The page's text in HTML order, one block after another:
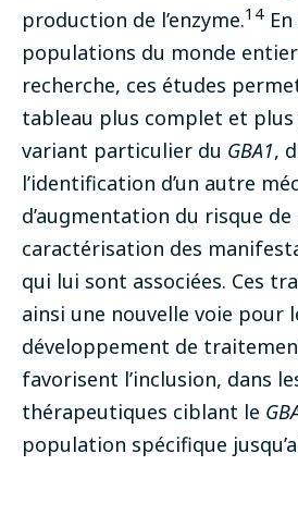
production de l’enzyme.14
populations du monde
recherche, ces études
tableau plus complet et plus
variant particulier du GBA1,
l’identification d’un autre
d’augmentation du risque de
caractérisation des
qui lui sont associées. Ces
ainsi une nouvelle voie pour
développement de
favorisent l’inclusion, dans
thérapeutiques ciblant le
population spécifique